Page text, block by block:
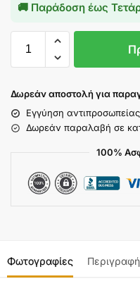
🚚 Παράδοση έως
Δωρεάν αποστολή για
Εγγύηση αντιπροσωπείας
Δωρεάν παραλαβή σε
100%
Φωτογραφίες Περιγραφή